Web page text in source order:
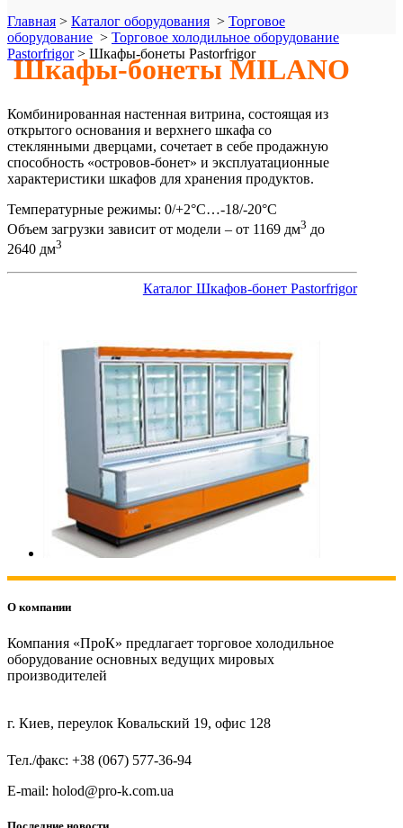
Главная > Каталог оборудования > Торговое
оборудование > Торговое холодильное оборудование
Pastorfrigor> Шкафы-бонеты Pastorfrigor
Шкафы-бонеты MILANO
Комбинированная настенная витрина, состоящая из
открытого основания и верхнего шкафа со
стеклянными дверцами, сочетает в себе продажную
способность «островов-бонет» и эксплуатационные
характеристики шкафов для хранения продуктов.
Температурные режимы: 0/+2°C…-18/-20°C
Объем загрузки зависит от модели – от 1169 дм3 до
2640 дм3
Каталог Шкафов-бонет Pastorfrigor
О компании
Компания «ПроК» предлагает торговое холодильное
оборудование основных ведущих мировых
производителей
г. Киев, переулок Ковальский 19, офис 128
Тел./факс: +38 (067) 577-36-94
E-mail: holod@pro-k.com.ua